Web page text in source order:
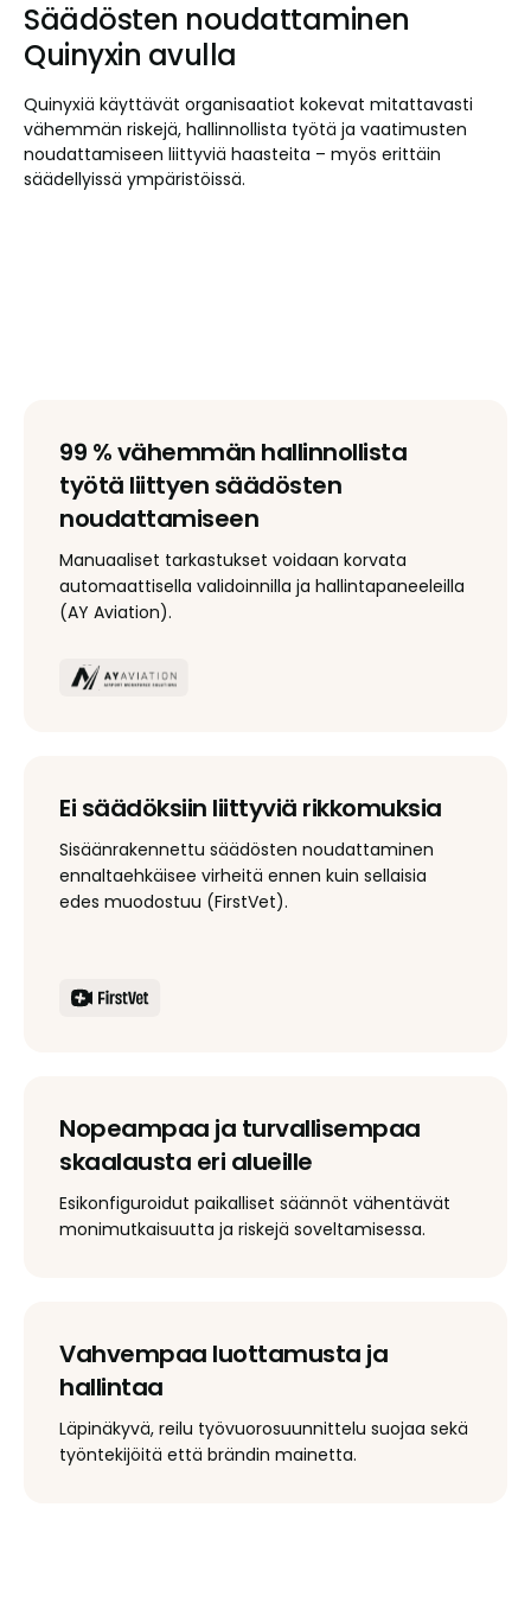
Säädösten noudattaminen
Quinyxin avulla
Quinyxiä käyttävät organisaatiot kokevat mitattavasti
vähemmän riskejä, hallinnollista työtä ja vaatimusten
noudattamiseen liittyviä haasteita – myös erittäin
säädellyissä ympäristöissä.
99 % vähemmän hallinnollista
työtä liittyen säädösten
noudattamiseen
Manuaaliset tarkastukset voidaan korvata
automaattisella validoinnilla ja hallintapaneeleilla
(AY Aviation).
Ei säädöksiin liittyviä rikkomuksia
Sisäänrakennettu säädösten noudattaminen
ennaltaehkäisee virheitä ennen kuin sellaisia
edes muodostuu (FirstVet).
Nopeampaa ja turvallisempaa
skaalausta eri alueille
Esikonfiguroidut paikalliset säännöt vähentävät
monimutkaisuutta ja riskejä soveltamisessa.
Vahvempaa luottamusta ja
hallintaa
Läpinäkyvä, reilu työvuorosuunnittelu suojaa sekä
työntekijöitä että brändin mainetta.